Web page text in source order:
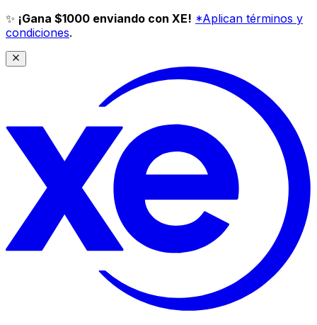
✨ ¡Gana $1000 enviando con XE! *Aplican términos y
condiciones.